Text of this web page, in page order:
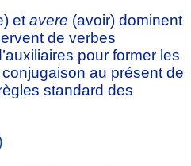
etavere (avoir) dominent
de verbes
pour former les
au présent de
standard des